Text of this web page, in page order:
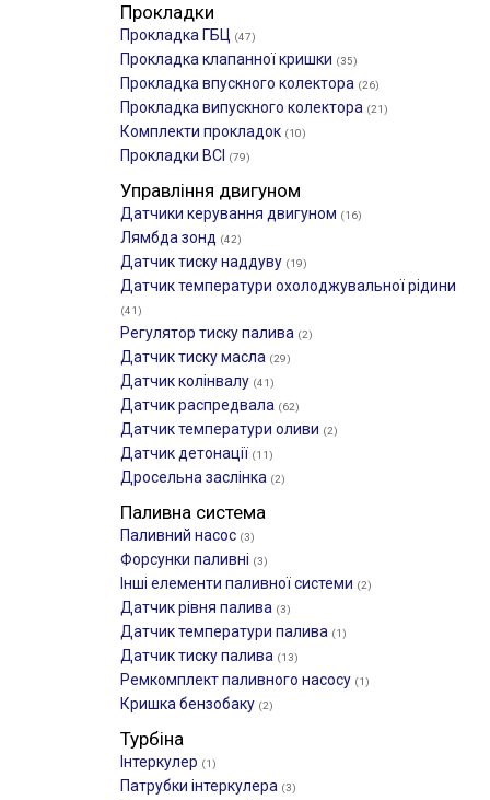
Прокладки
Прокладка ГБЦ (47)
Прокладка клапанної кришки (35)
Прокладка впускного колектора (26)
Прокладка випускного колектора (21)
Комплекти прокладок (10)
Прокладки ВСІ (79)
Управління двигуном
Датчики керування двигуном (16)
Лямбда зонд (42)
Датчик тиску наддуву (19)
Датчик температури охолоджувальної рідини
(41)
Регулятор тиску палива (2)
Датчик тиску масла (29)
Датчик колінвалу (41)
Датчик распредвала (62)
Датчик температури оливи (2)
Датчик детонації (11)
Дросельна заслінка (2)
Паливна система
Паливний насос (3)
Форсунки паливні (3)
Інші елементи паливної системи (2)
Датчик рівня палива (3)
Датчик температури палива (1)
Датчик тиску палива (13)
Ремкомплект паливного насосу (1)
Кришка бензобаку (2)
Турбіна
Інтеркулер (1)
Патрубки інтеркулера (3)